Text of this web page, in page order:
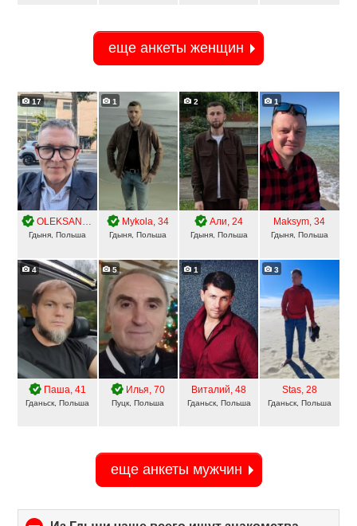
еще анкеты женщин
17
OLEKSANDR , 53
Гдыня, Польша
1
Mykola, 34
Гдыня, Польша
2
Али, 24
Гдыня, Польша
1
Maksym, 34
Гдыня, Польша
4
Паша, 41
Гданьск, Польша
5
Илья, 70
Пуцк, Польша
1
Виталий, 48
Гданьск, Польша
3
Stas, 28
Гданьск, Польша
еще анкеты мужчин